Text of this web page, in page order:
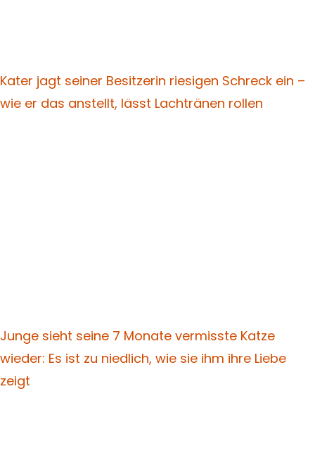
Kater jagt seiner Besitzerin riesigen Schreck ein –
wie er das anstellt, lässt Lachtränen rollen
Junge sieht seine 7 Monate vermisste Katze
wieder: Es ist zu niedlich, wie sie ihm ihre Liebe
zeigt